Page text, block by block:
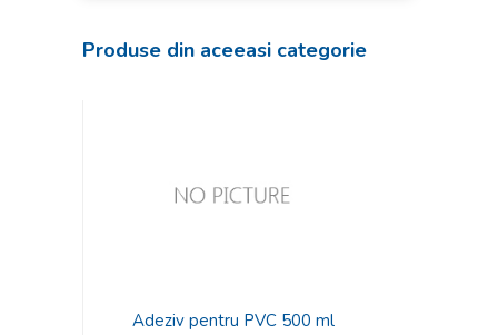
Produse din aceeasi categorie
Adeziv pentru PVC 500 ml